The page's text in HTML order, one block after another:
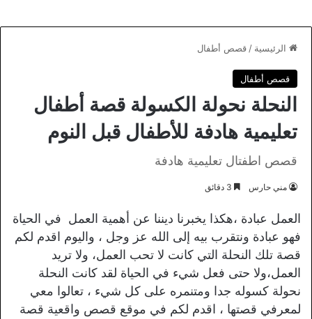
الرئيسية / قصص أطفال
قصص أطفال
النحلة نحولة الكسولة قصة أطفال
تعليمية هادفة للأطفال قبل النوم
قصص اطفتال تعليمية هادفة
مني حارس
العمل عبادة ،هكذا يخبرنا ديننا عن أهمية العمل في الحياة
فهو عبادة ونتقرب بيه إلى الله عز وجل ، واليوم اقدم لكم
قصة تلك النحلة التي كانت لا تحب العمل، ولا تريد
العمل،ولا حتى فعل شيء في الحياة لقد كانت النحلة
نحولة كسوله جدا ومتنمره على كل شيء ، تعالوا معي
لمعرفي قصتها ، اقدم لكم في موقع قصص واقعية قصة